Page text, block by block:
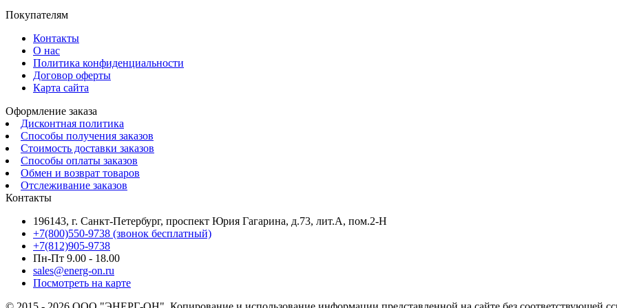
Покупателям
Контакты
О нас
Политика конфиденциальности
Договор оферты
Карта сайта
Оформление заказа
Дисконтная политика
Способы получения заказов
Стоимость доставки заказов
Способы оплаты заказов
Обмен и возврат товаров
Отслеживание заказов
Контакты
196143, г. Санкт-Петербург, проспект Юрия Гагарина, д.73, лит.А, пом.2-Н
+7(800)550-9738 (звонок бесплатный)
+7(812)905-9738
Пн-Пт 9.00 - 18.00
sales@energ-on.ru
Посмотреть на карте